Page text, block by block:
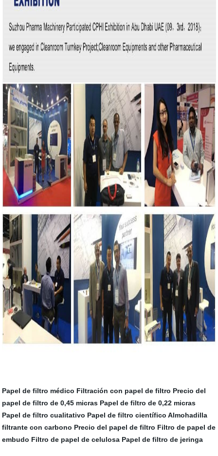
Papel de filtro médico Filtración con papel de filtro Precio del
papel de filtro de 0,45 micras Papel de filtro de 0,22 micras
Papel de filtro cualitativo Papel de filtro científico Almohadilla
filtrante con carbono Precio del papel de filtro Filtro de papel de
embudo Filtro de papel de celulosa Papel de filtro de jeringa